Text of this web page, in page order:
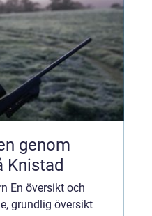
genom
Knistad
En översikt och
grundlig översikt